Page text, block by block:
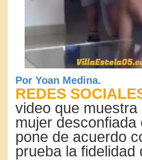
Por Yoan Medina.
REDES
video que
mujer
pone de acuerdo
prueba la fidelidad